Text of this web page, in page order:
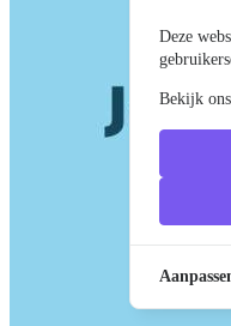
Deze
Bekijk